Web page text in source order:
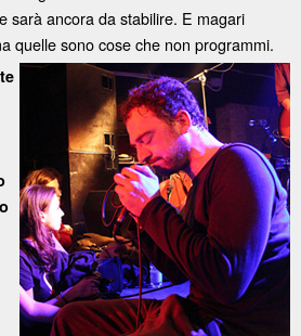
sarà ancora da stabilire. E magari
quelle sono cose che non programmi.